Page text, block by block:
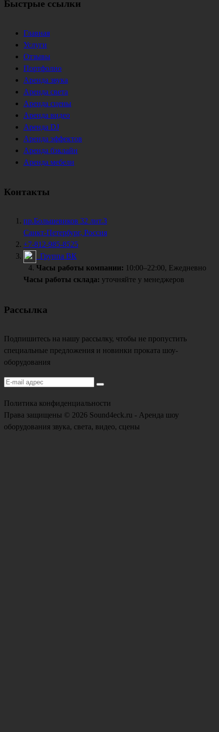
Быстрые ссылки
Главная
Услуги
Отзывы
Портфолио
Аренда звука
Аренда света
Аренда сцены
Аренда видео
Аренда DJ
Аренда эффектов
Аренда бэклайн
Аренда мебели
Контакты
пр.Большевиков 32 лит.З
Санкт-Петербург, Россия
+7-812-985-8525
Группа ВК
Часы работы компании: 10:00–22:00, Ежедневно
Часы работы склада: уточняйте у менеджеров
Рассылка
Подпишитесь на нашу рассылку, чтобы не пропустить
специальные предложения и новинки проката шоу-
оборудования
Политика конфиденциальности
Права защищены © 2026 Sound4eck.ru - Аренда шоу
оборудования звука, света, видео, сцены